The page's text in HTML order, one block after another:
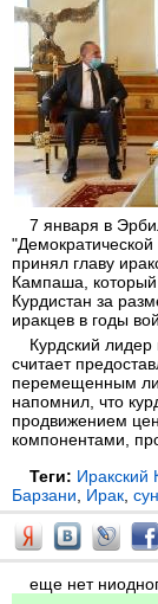
7 января в
принял главу
Кампаша, который
Курдистан за
иракцев в годы
Курдский
считает
перемещенным
напомнил, что
продвижением
компонентами,
Теги: Иракский
Барзани
Ирак
еще нет